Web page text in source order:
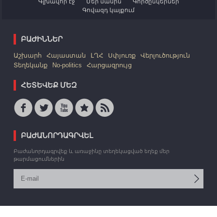
Գովազդ կայքում
ԲԱԺԻՆՆԵՐ
Աշխարհ Հայաստան ԼՂՀ Սփյուռք
Վերլուծություն
Տեղեկանք
No-politics Հարցազրույց
ՀԵՏԵՎԵՔ ՄԵԶ
ԲԱԺԱՆՈՐԴԱԳՐՎԵԼ
Բաժանորդագրվեք և առաջինը տեղեկացված եղեք մեր
թարմացումներին